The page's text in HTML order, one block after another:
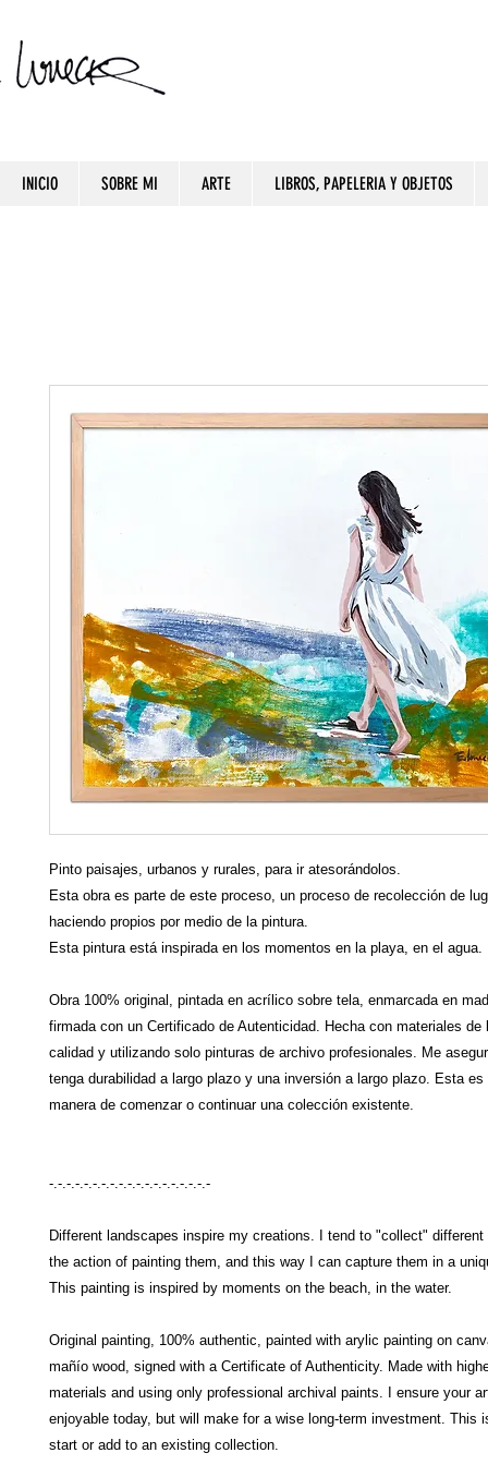
INICIO SOBRE MI ARTE LIBROS, PAPELERIA Y OBJETOS
Pinto paisajes, urbanos y rurales, para ir atesorándolos.
Esta obra es parte de este proceso, un proceso de recolección de
haciendo propios por medio de la pintura.
Esta pintura está inspirada en los momentos en la playa, en el agua.
Obra 100% original, pintada en acrílico sobre tela, enmarcada en
firmada con un Certificado de Autenticidad. Hecha con materiales de
calidad y utilizando solo pinturas de archivo profesionales. Me
tenga durabilidad a largo plazo y una inversión a largo plazo. Esta
manera de comenzar o continuar una colección existente.
-.-.-.-.-.-.-.-.-.-.-.-.-.-.-.-.-.-.-
Different landscapes inspire my creations. I tend to "collect"
the action of painting them, and this way I can capture them in a
This painting is inspired by moments on the beach, in the water.
Original painting, 100% authentic, painted with arylic painting on
mañío wood, signed with a Certificate of Authenticity. Made with
materials and using only professional archival paints. I ensure your
enjoyable today, but will make for a wise long-term investment. This
start or add to an existing collection.